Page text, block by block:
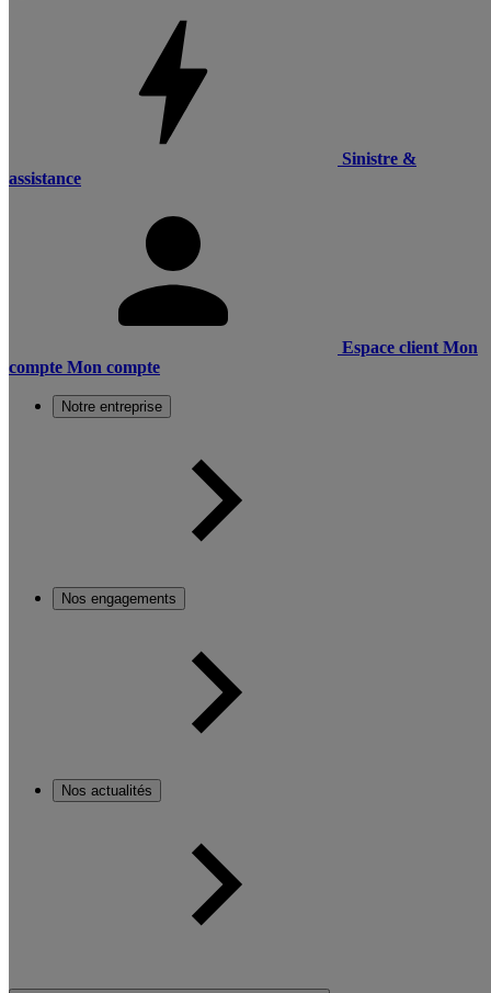
Sinistre &
assistance
Espace client Mon
compte Mon compte
Notre entreprise
Nos engagements
Nos actualités